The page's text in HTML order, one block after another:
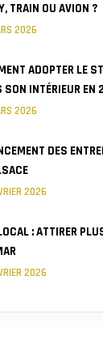
TRAIN OU AVION ?
2026
ADOPTER LE
SON INTÉRIEUR EN
2026
DES
2026
: ATTIRER
2026